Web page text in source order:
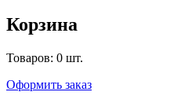
Корзина
Товаров: 0 шт.
Оформить заказ